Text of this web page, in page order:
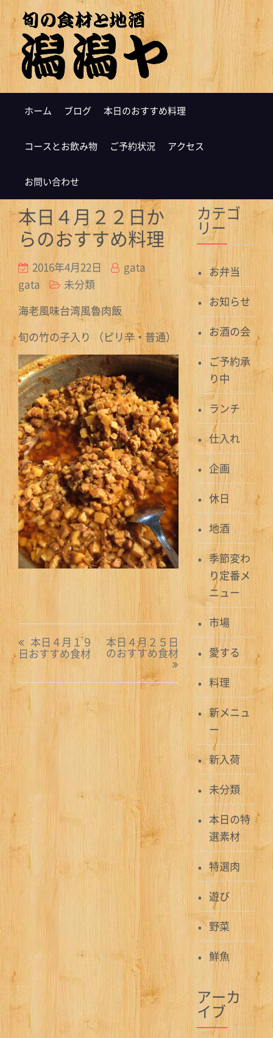
ホーム ブログ 本日のおすすめ料理
コースとお飲み物 ご予約状況 アクセス
お問い合わせ
本日４月２２日か
らのおすすめ料理
2016年4月22日
gata
gata
未分類
海老風味台湾風魯肉飯
旬の竹の子入り （ピリ辛・普通）
投
稿
ナ
ビ
本日４月１９
日おすすめ食材
本日４月２５日
のおすすめ食材
カテゴ
リー
お弁当
お知らせ
お酒の会
ご予約承
り中
ランチ
仕入れ
企画
休日
地酒
季節変わ
り定番メ
ニュー
市場
愛する
料理
新メニュ
ー
新入荷
未分類
本日の特
選素材
特選肉
遊び
野菜
鮮魚
アーカ
イブ